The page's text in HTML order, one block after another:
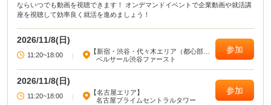
ならいつでも動画を視聴できます！ オンデマンドイベントで企業動画や就活講
座を視聴して効率良く就活を進めましょう！
2026/11/8(日)
11:20~18:00 |
【新宿・渋谷・代々木エリア（都心部西
部）】
ベルサール渋谷ファースト
参加
2026/11/8(日)
11:20~18:00 |
【名古屋エリア】
名古屋プライムセントラルタワー
参加